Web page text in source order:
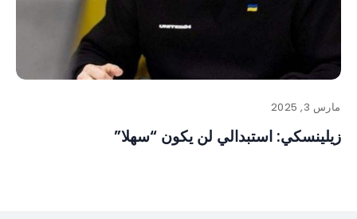
مارس 3, 2025
زيلينسكي: استبدالي لن يكون “سهلا”